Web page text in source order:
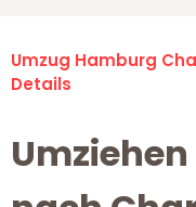
Umzug Hamburg
Details